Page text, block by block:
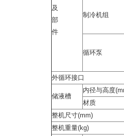
及
部
件
制冷机组
循环泵
外循环接口
储液槽
内径与高度
材质
整机尺寸(mm)
整机重量(kg)